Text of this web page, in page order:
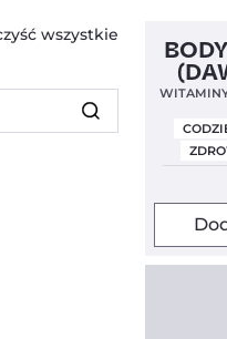
wszystkie Clean